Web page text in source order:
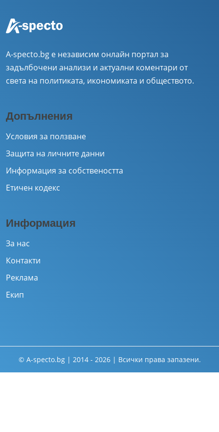
A-specto.bg е независим онлайн портал за
задълбочени анализи и актуални коментари от
света на политиката, икономиката и обществото.
Допълнения
Условия за ползване
Защита на личните данни
Информация за собствеността
Етичен кодекс
Информация
За нас
Контакти
Реклама
Екип
© A-specto.bg | 2014 - 2026 | Всички права запазени.